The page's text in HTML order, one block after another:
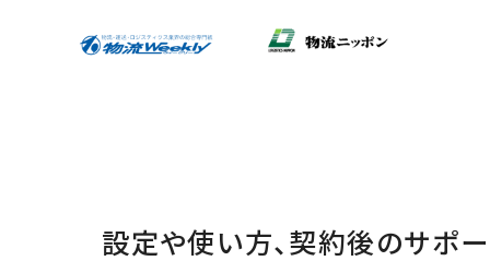
設定や使い方、 契約後のサポ